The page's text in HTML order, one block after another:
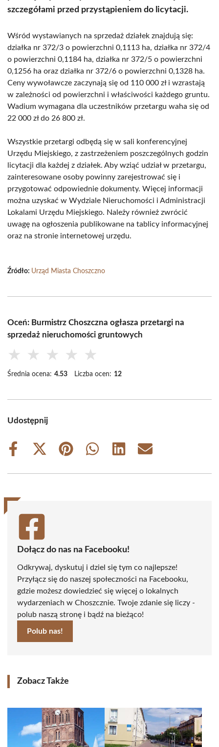
szczegółami przed przystąpieniem do licytacji.
Wśród wystawianych na sprzedaż działek znajdują się:
działka nr 372/3 o powierzchni 0,1113 ha, działka nr 372/4
o powierzchni 0,1184 ha, działka nr 372/5 o powierzchni
0,1256 ha oraz działka nr 372/6 o powierzchni 0,1328 ha.
Ceny wywoławcze zaczynają się od 110 000 zł i wzrastają
w zależności od powierzchni i właściwości każdego gruntu.
Wadium wymagana dla uczestników przetargu waha się od
22 000 zł do 26 800 zł.
Wszystkie przetargi odbędą się w sali konferencyjnej
Urzędu Miejskiego, z zastrzeżeniem poszczególnych godzin
licytacji dla każdej z działek. Aby wziąć udział w przetargu,
zainteresowane osoby powinny zarejestrować się i
przygotować odpowiednie dokumenty. Więcej informacji
można uzyskać w Wydziale Nieruchomości i Administracji
Lokalami Urzędu Miejskiego. Należy również zwrócić
uwagę na ogłoszenia publikowane na tablicy informacyjnej
oraz na stronie internetowej urzędu.
Źródło: Urząd Miasta Choszczno
Oceń: Burmistrz Choszczna ogłasza przetargi na
sprzedaż nieruchomości gruntowych
★ ★ ★ ★ ★
Średnia ocena: 4.53 Liczba ocen: 12
Udostępnij
Share
Share
(Twitter)
Share
Share
Share
Share
Dołącz do nas na Facebooku!
Odkrywaj, dyskutuj i dziel się tym co najlepsze!
Przyłącz się do naszej społeczności na Facebooku,
gdzie możesz dowiedzieć się więcej o lokalnych
wydarzeniach w Choszcznie. Twoje zdanie się liczy -
polub naszą stronę i bądź na bieżąco!
Polub nas!
Zobacz Także